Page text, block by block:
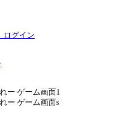
ログイン